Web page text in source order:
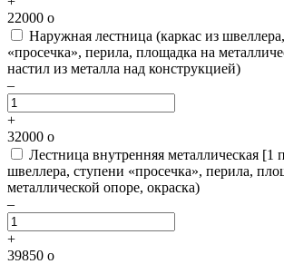
22000 o
Наружная лестница (каркас из
«просечка», перила, площадка на
настил из металла над конструкцией)
–
+
32000 o
Лестница внутренняя металлическая [1
швеллера, ступени «просечка», перила,
металлической опоре, окраска)
–
+
39850 o